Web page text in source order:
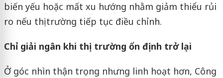
biến yếu hoặc mất xu hướng nhằm giảm thiểu rủi
ro nếu thị trường tiếp tục điều chỉnh.
Chỉ giải ngân khi thị trường ổn định trở lại
Ở góc nhìn thận trọng nhưng linh hoạt hơn, Công